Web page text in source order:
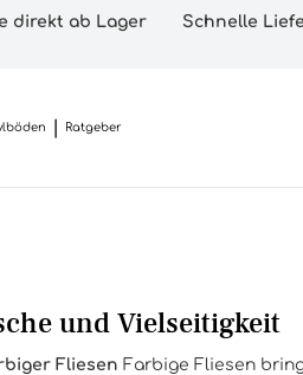
direkt ab Lager Schnelle
Ratgeber
und Vielseitigkeit
Fliesen Farbige Fliesen